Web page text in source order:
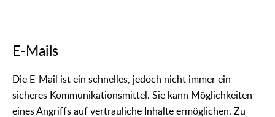
E-Mails
Die E-Mail ist ein schnelles, jedoch nicht immer ein
sicheres Kommunikationsmittel. Sie kann Möglichkeiten
eines Angriffs auf vertrauliche Inhalte ermöglichen. Zu